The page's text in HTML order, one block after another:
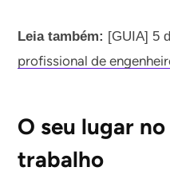
Leia também: [GUIA] 5
profissional de
O seu lugar
trabalho